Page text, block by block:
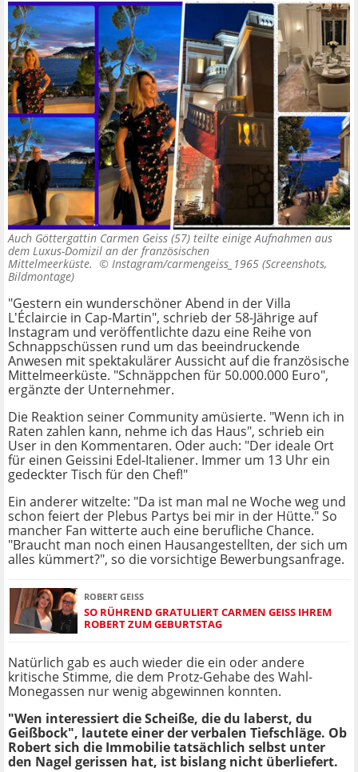
Auch Göttergattin Carmen Geiss (57) teilte einige Aufnahmen aus
dem Luxus-Domizil an der französischen
Mittelmeerküste. © Instagram/carmengeiss_1965 (Screenshots,
Bildmontage)
"Gestern ein wunderschöner Abend in der Villa
L'Éclaircie in Cap-Martin", schrieb der 58-Jährige auf
Instagram und veröffentlichte dazu eine Reihe von
Schnappschüssen rund um das beeindruckende
Anwesen mit spektakulärer Aussicht auf die französische
Mittelmeerküste. "Schnäppchen für 50.000.000 Euro",
ergänzte der Unternehmer.
Die Reaktion seiner Community amüsierte. "Wenn ich in
Raten zahlen kann, nehme ich das Haus", schrieb ein
User in den Kommentaren. Oder auch: "Der ideale Ort
für einen Geissini Edel-Italiener. Immer um 13 Uhr ein
gedeckter Tisch für den Chef!"
Ein anderer witzelte: "Da ist man mal ne Woche weg und
schon feiert der Plebus Partys bei mir in der Hütte." So
mancher Fan witterte auch eine berufliche Chance.
"Braucht man noch einen Hausangestellten, der sich um
alles kümmert?", so die vorsichtige Bewerbungsanfrage.
ROBERT GEISS
SO RÜHREND GRATULIERT CARMEN GEISS IHREM
ROBERT ZUM GEBURTSTAG
Natürlich gab es auch wieder die ein oder andere
kritische Stimme, die dem Protz-Gehabe des Wahl-
Monegassen nur wenig abgewinnen konnten.
"Wen interessiert die Scheiße, die du laberst, du
Geißbock", lautete einer der verbalen Tiefschläge. Ob
Robert sich die Immobilie tatsächlich selbst unter
den Nagel gerissen hat, ist bislang nicht überliefert.